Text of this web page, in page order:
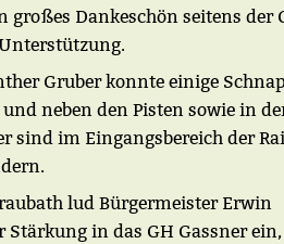
großes Dankeschön seitens der
Gruber konnte einige
neben den Pisten sowie in
sind im Eingangsbereich der
lud Bürgermeister Erwin
Stärkung in das GH Gassner